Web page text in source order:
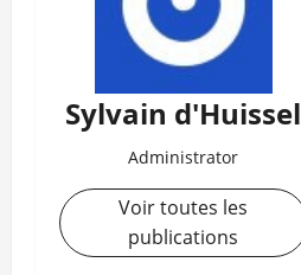
Sylvain d'Huissel
Administrator
Voir toutes les
publications